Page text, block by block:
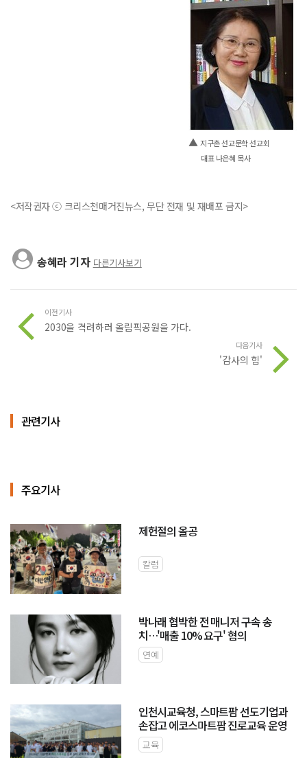
▲지구촌 선교문학 선교회
대표 나은혜 목사
<저작권자 ⓒ 크리스천매거진뉴스, 무단 전재 및 재배포 금지>
송혜라 기자 다른기사보기
이전기사
2030을 격려하러 올림픽공원을 가다.
다음기사
'감사의 힘'
관련기사
주요기사
제헌절의 올공
칼럼
박나래 협박한 전 매니저 구속 송
치…'매출 10% 요구' 혐의
연예
인천시교육청, 스마트팜 선도기업과
손잡고 에코스마트팜 진로교육 운영
교육